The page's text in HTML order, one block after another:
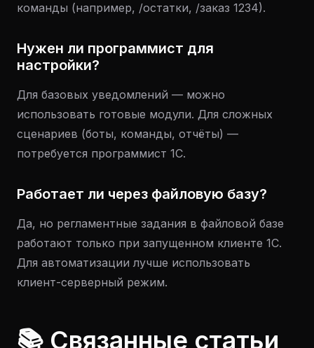
команды (например, /остатки, /заказ 1234).
Нужен ли программист для
настройки?
Для базовых уведомлений — можно
использовать готовые модули. Для сложных
сценариев (боты, команды, отчёты) —
потребуется программист 1С.
Работает ли через файловую базу?
Да, но регламентные задания в файловой базе
работают только при запущенном клиенте 1С.
Для автоматизации лучше использовать
клиент-серверный режим.
📚 Связанные статьи